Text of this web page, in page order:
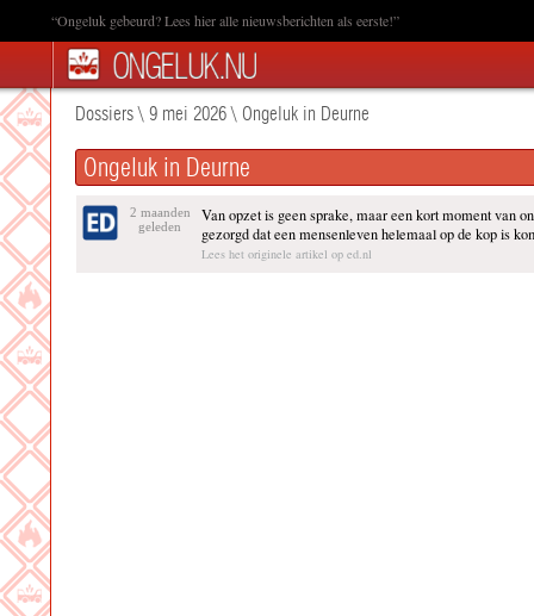
“Ongeluk gebeurd? Lees hier alle nieuwsberichten als eerste!”
Dossiers\ 9 mei 2026\ Ongeluk in Deurne
Ongeluk in Deurne
2 maanden
geleden
Van opzet is geen sprake, maar een kort moment van
gezorgd dat een mensenleven helemaal op de kop is
Lees het originele artikel op ed.nl